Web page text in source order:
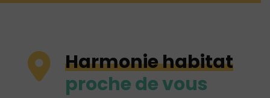
Harmonie habitat
proche de vous